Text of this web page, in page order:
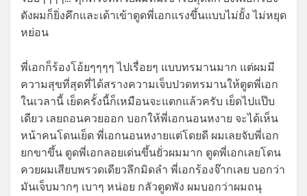
ดังผมก็ยิ่งคึกและเด้าเข้าตูดพี่เอกแรงขึ้นแบบไม่ยั้ง ไม่หยุด
หย่อน
พี่เอกก็ร้องโอ้ยๆๆๆๆ ไปเรื่อยๆ แบบทรมานมาก แต่ผมมี
ความสุขที่สุดที่ได้สรางความเจ็บปวดทรมานให้ตูดพี่เอก
ในเวลานี้ เย็ดครั้งนี้ก็เหมือนจะแตกแล้วครับ เย็ดไปแป๊บ
เดียว เลยถอนควยออก บอกให้พี่เอกนอนหงาย จะได้เห็น
หน้าคนโดนเย็ด พี่เอกนอนหงายแต่โดยดี ผมเลยจับพี่เอก
ยกขาขึ้น ตูดพี่เอกลอยเด่นขึ้นยั่วผมมาก ตูดพี่เอกเลยโดน
ควยผมเสียบพรวดเดียวลึกมิดลำ พี่เอกร้องจ๊ากเลย บอกว่า
มันเจ็บมากๆ เบาๆ หน่อย กลัวตูดพัง ผมบอกว่าผมถนุ